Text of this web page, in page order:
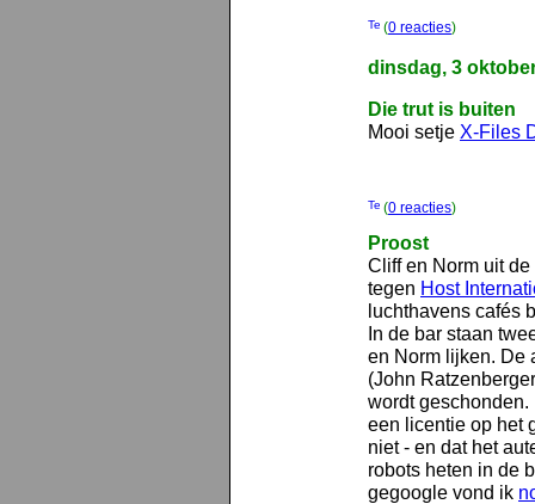
(0 reacties)
dinsdag, 3
Die trut is buiten
Mooi setje X-Files
(0 reacties)
Proost
Cliff en Norm uit
tegen Host
luchthavens cafés
In de bar staan
en Norm lijken. De
(John
wordt
een licentie op het
niet - en dat het
robots heten in de
gegoogle vond ik